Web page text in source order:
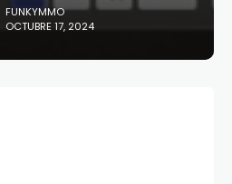
FUNKYMMO
OCTUBRE 17, 2024